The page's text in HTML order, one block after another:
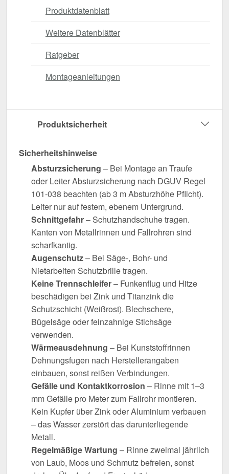
Produktdatenblatt
Weitere Datenblätter
Ratgeber
Montageanleitungen
Produktsicherheit
Sicherheitshinweise
Absturzsicherung – Bei Montage an Traufe
oder Leiter Absturzsicherung nach DGUV Regel
101-038 beachten (ab 3 m Absturzhöhe Pflicht).
Leiter nur auf festem, ebenem Untergrund.
Schnittgefahr– Schutzhandschuhe tragen.
Kanten von Metallrinnen und Fallrohren sind
scharfkantig.
Augenschutz– Bei Säge-, Bohr- und
Nietarbeiten Schutzbrille tragen.
Keine Trennschleifer– Funkenflug und Hitze
beschädigen bei Zink und Titanzink die
Schutzschicht (Weißrost). Blechschere,
Bügelsäge oder feinzahnige Stichsäge
verwenden.
Wärmeausdehnung – Bei Kunststoffrinnen
Dehnungsfugen nach Herstellerangaben
einbauen, sonst reißen Verbindungen.
Gefälle und Kontaktkorrosion – Rinne mit 1–3
mm Gefälle pro Meter zum Fallrohr montieren.
Kein Kupfer über Zink oder Aluminium verbauen
– das Wasser zerstört das darunterliegende
Metall.
Regelmäßige Wartung – Rinne zweimal jährlich
von Laub, Moos und Schmutz befreien, sonst